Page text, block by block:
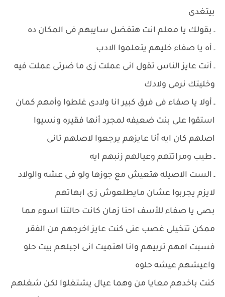
بيتغدى
ـ بقولك يا معلم انت هتفضل سايبهم فى المكان ده
ـ أه يا صفاء خليهم يتعلموا الادب
ـ أنت عايز الناس تقول انى عملت زى ما ضرتى عملت فيه
وخليتك نرمى ولادك
ـ أولا يا صفاء فى فرق كبير انا ولادى غلطوا وأمهم كمان
استقوا على بنت ضعيفه لمجرد أنها فقيره ونسيوا
اصلهم كان ايه أنا عايزهم يرجعوا لاصلهم تانى
ـ طيب ومراتتهم وعيالهم زنبهم ايه
ـ الست الاصيله هتعيش مع جوزها ولو فى عشه والولاد
لايزم يجربوا عشان مايطلعوش زى ابهاتهم
بصى يا صفاء للأسف احنا زمان كانت حالتنا اسوء مما
ممكن تتخيلى غصب عنى كنت عايز اخرجهم من الفقر
فسبت امهم تربيهم وانا اهتميت انى اجبلهم بيت حلو
واعيشهم عيشه حلوه
كنت باخدهم معايا من وهما عيال يشتغلوا لكن شغلهم